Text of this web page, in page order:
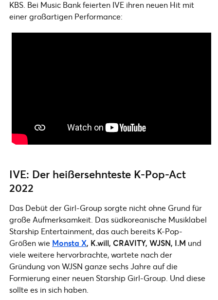
KBS. Bei Music Bank feierten IVE ihren neuen Hit mit
einer großartigen Performance:
IVE: Der heißersehnteste K-Pop-Act
2022
Das Debüt der Girl-Group sorgte nicht ohne Grund für
große Aufmerksamkeit. Das südkoreanische Musiklabel
Starship Entertainment, das auch bereits K-Pop-
Größen wie Monsta X, K.will, CRAVITY, WJSN, I.M und
viele weitere hervorbrachte, wartete nach der
Gründung von WJSN ganze sechs Jahre auf die
Formierung einer neuen Starship Girl-Group. Und diese
sollte es in sich haben.